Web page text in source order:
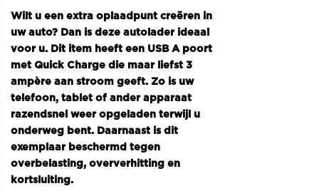
Wilt u een extra oplaadpunt creëren in
uw auto? Dan is deze autolader ideaal
voor u. Dit item heeft een USB A poort
met Quick Charge die maar liefst 3
ampère aan stroom geeft. Zo is uw
telefoon, tablet of ander apparaat
razendsnel weer opgeladen terwijl u
onderweg bent. Daarnaast is dit
exemplaar beschermd tegen
overbelasting, oververhitting en
kortsluiting.